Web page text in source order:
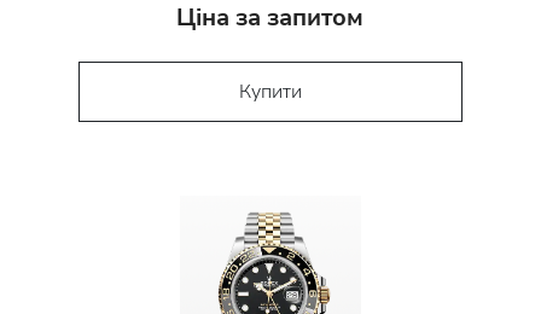
Ціна за запитом
Купити